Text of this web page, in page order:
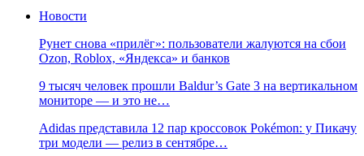
Новости
Рунет снова «прилёг»: пользователи жалуются на сбои
Ozon, Roblox, «Яндекса» и банков
9 тысяч человек прошли Baldur’s Gate 3 на вертикальном
мониторе — и это не…
Adidas представила 12 пар кроссовок Pokémon: у Пикачу
три модели — релиз в сентябре…